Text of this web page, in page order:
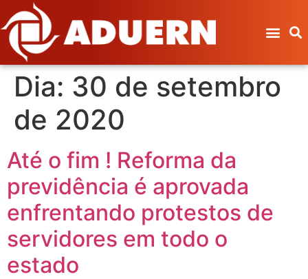
Dia: 30 de setembro
de 2020
Até o fim ! Reforma da
previdência é aprovada
enfrentando protestos de
servidores em todo o
estado